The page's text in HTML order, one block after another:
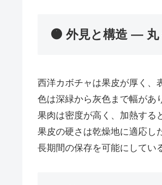
🟠 外見と構造 ― 丸
西洋カボチャは果皮が厚く、
色は深緑から灰色まで幅があ
果肉は密度が高く、加熱する
果皮の硬さは乾燥地に適応し
長期間の保存を可能にしてい